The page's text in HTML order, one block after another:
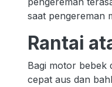
saat pengereman
Rantai
Bagi motor bebek
cepat aus dan